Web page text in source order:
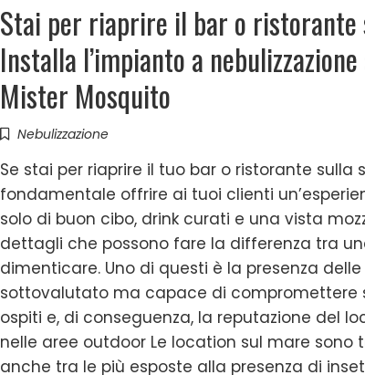
Stai per riaprire il bar o ristorante
Installa l’impianto a
Mister Mosquito
Nebulizzazione
Se stai per riaprire il tuo bar o ristorante sulla
fondamentale offrire ai tuoi clienti
solo di buon cibo, drink curati e una vista
dettagli che possono fare la differenza tra
dimenticare. Uno di questi è la presenza
sottovalutato ma capace di compromettere
ospiti e, di conseguenza, la reputazione del
nelle aree outdoor Le location sul mare
anche tra le più esposte alla presenza di